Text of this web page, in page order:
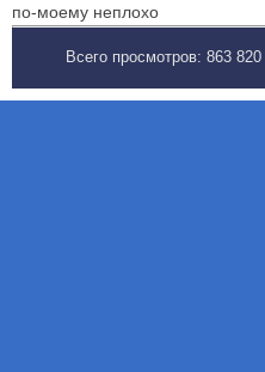
по-моему неплохо
Всего просмотров: 863 820